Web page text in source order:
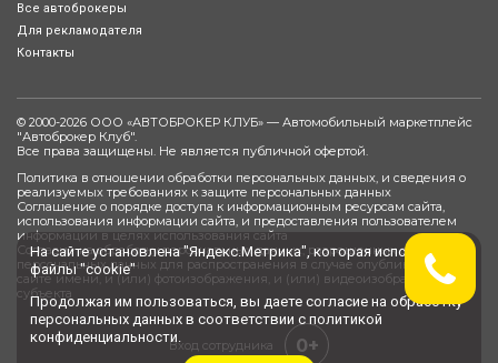
На сайте установлена "Яндекс.Метрика", которая использует
файлы "cookie"
Продолжая им пользоваться, вы даете согласие на обработку
персональных данных в соответствии сполитикой
конфиденциальности.
Все автоброкеры
Для рекламодателя
Контакты
© 2000-2026 ООО «АВТОБРОКЕР КЛУБ» — Автомобильный маркетплейс
"Автоброкер Клуб".
Все права защищены. Не является публичной офертой.
Политика в отношении обработки персональных данных, и сведения о
реализуемых требованиях к защите персональных данных
Соглашение о порядке доступа к информационным ресурсам сайта,
использования информации сайта, и предоставления пользователем
информации в целях использования сайта
Согласие на обработку персональных данных, разрешенных субъектом
персональных данных для распространения в случае опубликования на
сайте имени, и (или) фотоизображения, и (или) видеоизображения
субъекта
Вход сотрудника 0+